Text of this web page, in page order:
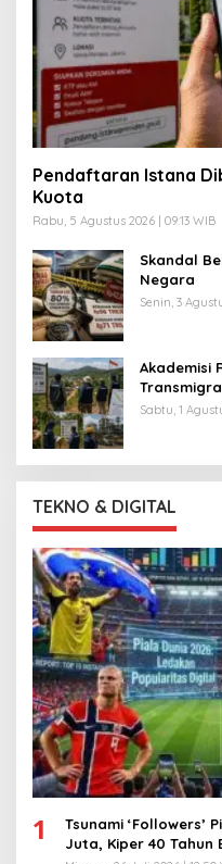
Pendaftaran Istana
Kuota
Rabu, 5 Agustus 2026 | 09:13 WIB
Skandal
Negara
Senin, 3
Akademisi
Sabtu, 1
TEKNO & DIGITAL
1
Tsunami ‘Followers’
Juta, Kiper 40 Tahun